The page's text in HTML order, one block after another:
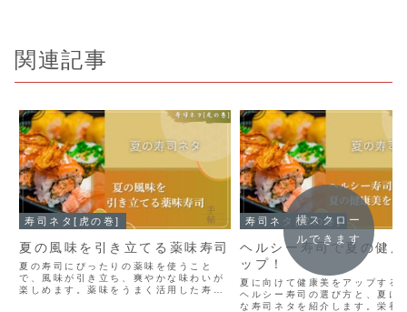
関連記事
寿司ネタ[虎の巻]
夏の風味を引き立てる薬味寿司
夏の寿司にぴったりの薬味を使うこと
で、風味が引き立ち、爽やかな味わいが
楽しめます。薬味をうまく活用した寿司
寿司ネタ[虎の巻]
ヘルシー寿司で夏の健
ップ！
夏に向けて健康美をアップする
ヘルシー寿司の選び方と、夏に
な寿司ネタを紹介します。栄養
横スクロー
ルできます